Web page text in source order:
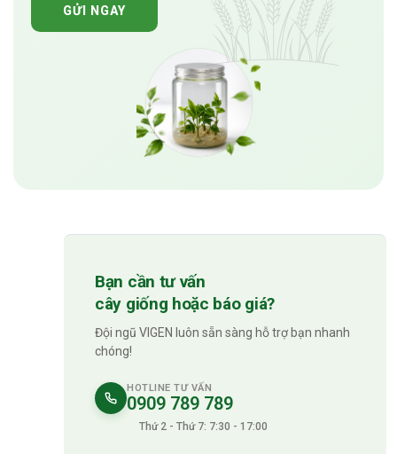
GỬI NGAY
Bạn cần tư vấn
cây giống hoặc báo giá?
Đội ngũ VIGEN luôn sẵn sàng hỗ trợ bạn nhanh
chóng!
HOTLINE TƯ VẤN
0909 789 789
Thứ 2 - Thứ 7: 7:30 - 17:00